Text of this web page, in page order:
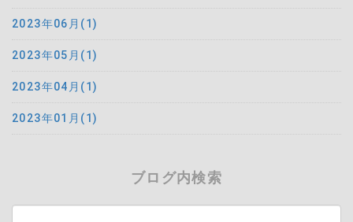
2023年06月(1)
2023年05月(1)
2023年04月(1)
2023年01月(1)
ブログ内検索